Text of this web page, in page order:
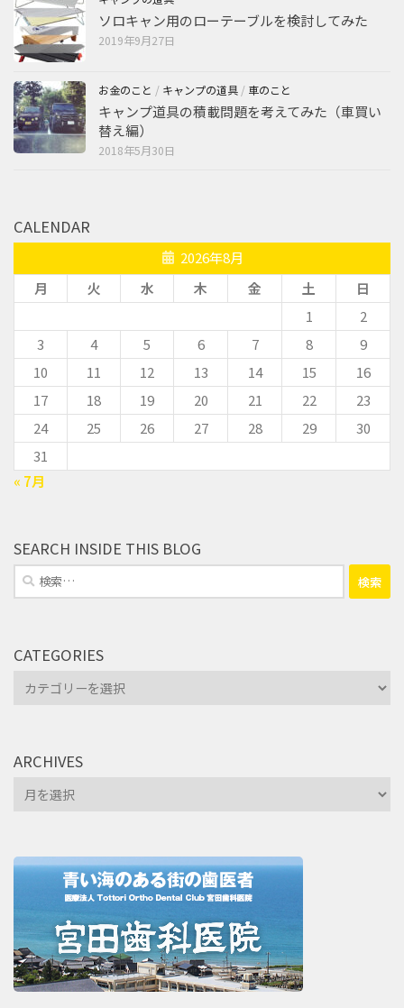
ソロキャン用のローテーブルを検討してみた
2019年9月27日
お金のこと / キャンプの道具 / 車のこと
キャンプ道具の積載問題を考えてみた（車買い
替え編）
2018年5月30日
CALENDAR
2026年8月
月
火 水 木 金 土
日
1
2
3
4 5 6 7 8
9
10
11 12 13 14 15
16
17
18 19 20 21 22
23
24
25 26 27 28 29
30
31
« 7月
SEARCH INSIDE THIS BLOG
検
索:
CATEGORIES
Categories
ARCHIVES
Archives